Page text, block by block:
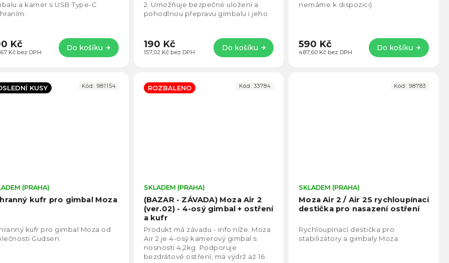
hvězdiček.
Kč bez DPH
Kč Do košíku
a kamer s USB Type-C
157,02 Kč bez DPH
190 Kč Do košíku
2. Umožňuje bezpečné uložení a
pohodlnou přepravu gimbalu i jeho
487,60 Kč bez DPH
590 Kč Do košíku
nemáme k dispozici)
KUSY
kufr pro gimbal Moza
Průměrné
hodnocení
produktu
hvězdiček.
(PRAHA)
kufr pro gimbal Moza od
Gudsen.
Kód: 981154 ROZBALENO
(BAZAR - ZÁVADA) Moza Air 2
(ver.02) - 4-osý gimbal + ostření
a kufr
Průměrné
hodnocení
produktu
SKLADEM (PRAHA)
Produkt má závadu - info níže. Moza
Air 2 je 4-osý kamerový gimbal s
nosnosti 4,2kg. Podporuje
bezdrátové ostření, má výdrž až 16
Kód:33784
Moza Air 2 / Air 2S rychloupínací
destička pro nasazení ostření
SKLADEM (PRAHA)
Rychloupínací destička pro
stabilizátory a gimbaly Moza.
Kód: 98783